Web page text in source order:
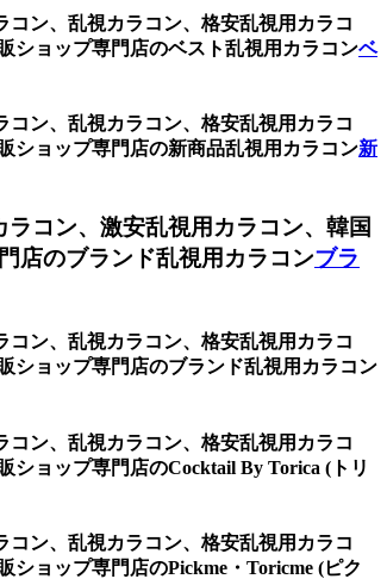
コン、乱視カラコン、格安乱視用カラコ
ショップ専門店のベスト乱視用カラコンベ
コン、乱視カラコン、格安乱視用カラコ
ショップ専門店の新商品乱視用カラコン新
コン、激安乱視用カラコン、韓国
店のブランド乱視用カラコンブラ
コン、乱視カラコン、格安乱視用カラコ
ショップ専門店のブランド乱視用カラコン
コン、乱視カラコン、格安乱視用カラコ
ショップ専門店のCocktail By Torica (トリ
コン、乱視カラコン、格安乱視用カラコ
ョップ専門店のPickme・Toricme (ピク